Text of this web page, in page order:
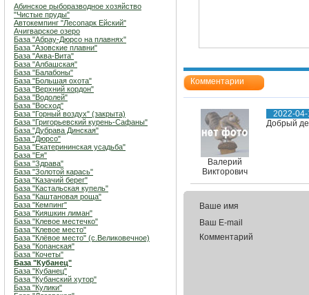
Абинское рыборазводное хозяйство
"Чистые пруды"
Автокемпинг "Лесопарк Ейский"
Ачигварское озеро
База "Абрау-Дюрсо на плавнях"
База "Азовские плавни"
База "Аква-Вита"
База "Албашская"
База "Балабоны"
База "Большая охота"
База "Верхний кордон"
База "Водолей"
База "Восход"
База "Горный воздух" (закрыта)
База "Григорьевский курень-Сафаны"
База "Дубрава Динская"
База "Дюрсо"
База "Екатерининская усадьба"
База "Ея"
База "Здрава"
База "Золотой карась"
База "Казачий берег"
База "Кастальская купель"
База "Каштановая роща"
База "Кемпинг"
База "Кияшкин лиман"
База "Клевое местечко"
База "Клевое место"
База "Клёвое место" (с.Великовечное)
База "Копанская"
База "Кочеты"
База "Кубанец"
База "Кубанец"
База "Кубанский хутор"
База "Кулики"
Комментарии
Валерий
Викторович
2022-
Добрый
Ваше имя
Ваш E-mail
Комментарий